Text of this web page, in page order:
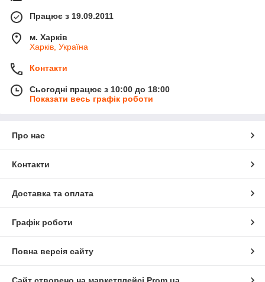
Працює з 19.09.2011
м. Харків
Харків, Україна
Контакти
Сьогодні працює з 10:00 до 18:00
Показати весь графік роботи
Про нас
Контакти
Доставка та оплата
Графік роботи
Повна версія сайту